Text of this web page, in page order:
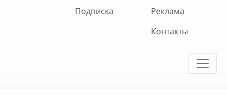
Подписка
Реклама
Контакты